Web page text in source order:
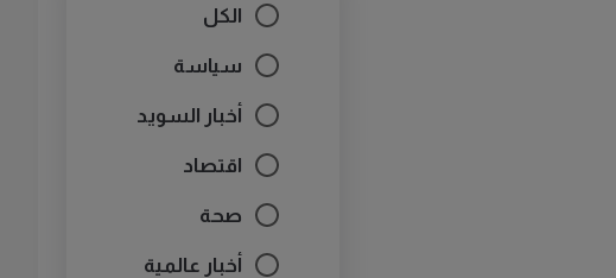
الكل
سياسة
أخبار السويد
اقتصاد
صحة
أخبار عالمية